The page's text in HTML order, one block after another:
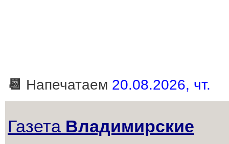
📆 Напечатаем 20.08.2026, чт.
Газета Владимирские